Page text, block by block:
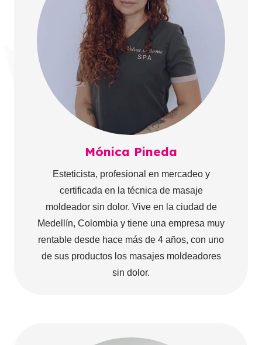
Mónica Pineda
Esteticista, profesional en mercadeo y
certificada en la técnica de masaje
moldeador sin dolor. Vive en la ciudad de
Medellín, Colombia y tiene una empresa muy
rentable desde hace más de 4 años, con uno
de sus productos los masajes moldeadores
sin dolor.